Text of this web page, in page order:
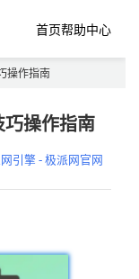
首页帮助中心
操作指南
巧操作指南
引擎 - 极派网官网